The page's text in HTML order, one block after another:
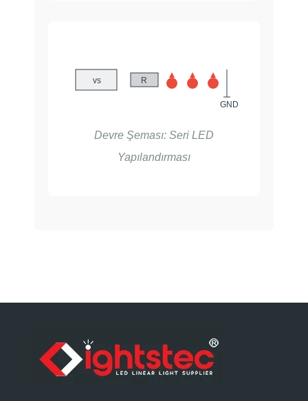
vs R
GND
Devre Şeması: Seri LED
Yapılandırması